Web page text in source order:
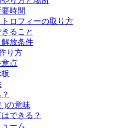
時間
ロフィーの取り方
ること
放条件
り方
点
)の意味
できる？
ーム